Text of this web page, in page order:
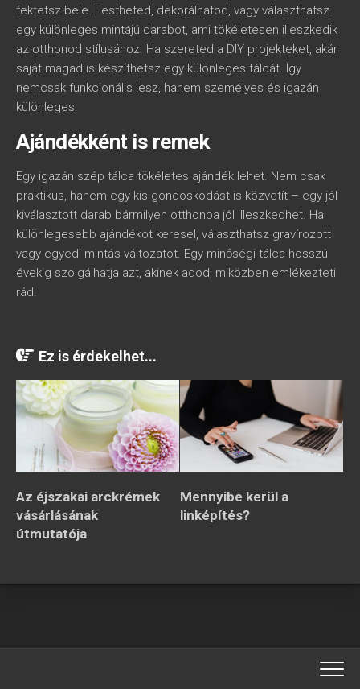
fektetsz bele. Festheted, dekorálhatod, vagy választhatsz
egy különleges mintájú darabot, ami tökéletesen illeszkedik
az otthonod stílusához. Ha szereted a DIY projekteket, akár
saját magad is készíthetsz egy különleges tálcát. Így
nemcsak funkcionális lesz, hanem személyes és igazán
különleges.
Ajándékként is remek
Egy igazán szép tálca tökéletes ajándék lehet. Nem csak
praktikus, hanem egy kis gondoskodást is közvetít – egy jól
kiválasztott darab bármilyen otthonba jól illeszkedhet. Ha
különlegesebb ajándékot keresel, választhatsz gravírozott
vagy egyedi mintás változatot. Egy minőségi tálca hosszú
évekig szolgálhatja azt, akinek adod, miközben emlékezteti
rád.
Ez is érdekelhet...
Az éjszakai arckrémek
vásárlásának
útmutatója
Mennyibe kerül a
linképítés?